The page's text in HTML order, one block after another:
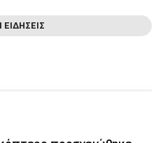
ΕΙΔΗΣΕΙΣ